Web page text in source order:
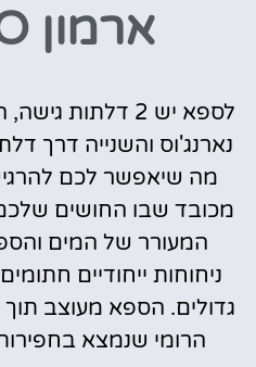
ארמון BAILIO
לספא יש 2
נארנג'וס והשנייה דרך
מה שיאפשר לכם
מכובד שבו החושים
המעורר של המים
ניחוחות ייחודיים
גדולים. הספא מעוצב
הרומי שנמצא